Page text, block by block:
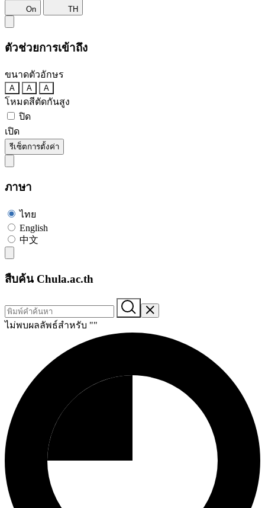
On TH
ตัวช่วยการเข้าถึง
ขนาดตัวอักษร
A A A
โหมดสีตัดกันสูง
ปิด
เปิด
รีเซ็ตการตั้งค่า
ภาษา
ไทย
English
中文
สืบค้น Chula.ac.th
ไม่พบผลลัพธ์สำหรับ ""